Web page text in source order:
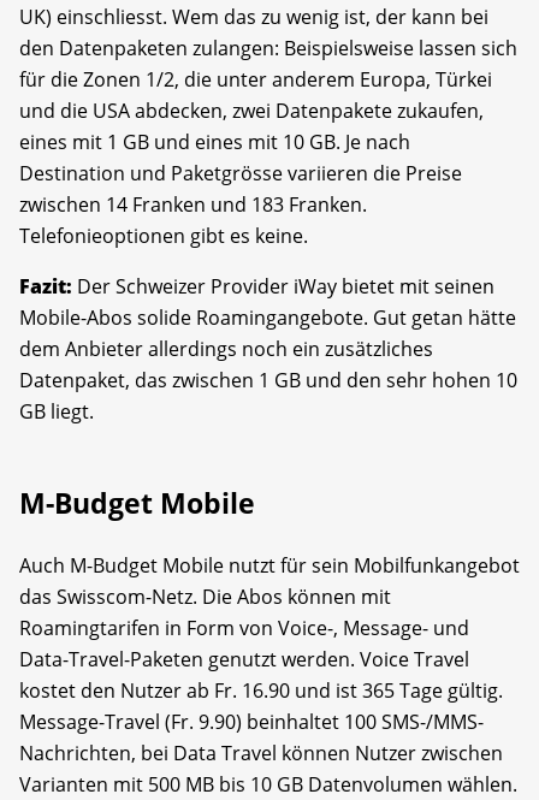
UK) einschliesst. Wem das zu wenig ist, der kann bei
den Datenpaketen zulangen: Beispielsweise lassen sich
für die Zonen 1/2, die unter anderem Europa, Türkei
und die USA abdecken, zwei Datenpakete zukaufen,
eines mit 1 GB und eines mit 10 GB. Je nach
Destination und Paketgrösse variieren die Preise
zwischen 14 Franken und 183 Franken.
Telefonieoptionen gibt es keine.
Fazit: Der Schweizer Provider iWay bietet mit seinen
Mobile-Abos solide Roamingangebote. Gut getan hätte
dem Anbieter allerdings noch ein zusätzliches
Datenpaket, das zwischen 1 GB und den sehr hohen 10
GB liegt.
M-Budget Mobile
Auch M-Budget Mobile nutzt für sein Mobilfunkangebot
das Swisscom-Netz. Die Abos können mit
Roamingtarifen in Form von Voice-, Message- und
Data-Travel-Paketen genutzt werden. Voice Travel
kostet den Nutzer ab Fr. 16.90 und ist 365 Tage gültig.
Message-Travel (Fr. 9.90) beinhaltet 100 SMS-/MMS-
Nachrichten, bei Data Travel können Nutzer zwischen
Varianten mit 500 MB bis 10 GB Datenvolumen wählen.